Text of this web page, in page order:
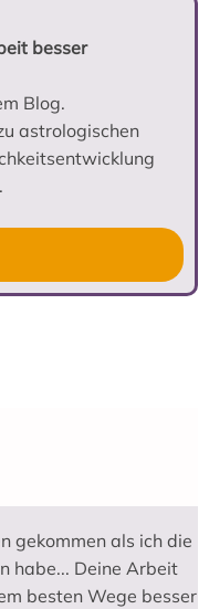
besser
Blog.
astrologischen
gekommen als ich die
habe... Deine Arbeit
besten Wege besser